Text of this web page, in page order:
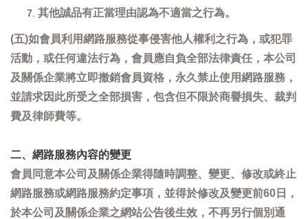
其他誠品有正當理由認為不適當之行為。
(五)如會員利用網路服務從事侵害他人權利之行為，或犯罪
活動，或任何違法行為，會員應自負全部法律責任，本公司
及關係企業將立即撤銷會員資格，永久禁止使用網路服務，
並請求因此所受之全部損害，包含但不限於商譽損失、裁判
費及律師費等。
二、網路服務內容的變更
會員同意本公司及關係企業得隨時調整、變更、修改或終止
網路服務或網路服務約定事項，並得於修改及變更前60日，
於本公司及關係企業之網站公告後生效，不再另行個別通